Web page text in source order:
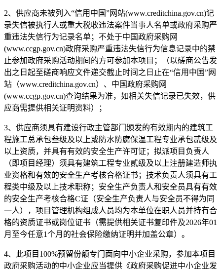
2、供应商未被列入“信用中国”网站(www.creditchina.gov.cn)记
录失信被执行人或重大税收违法案件当事人名单或政府采购严
重违法失信行为记录名单；不处于中国政府采购网
(www.ccgp.gov.cn)政府采购严重违法失信行为信息记录中的禁
止参加政府采购活动期间的方可参加本项目；（以磋商公告发
出之日起至磋商响应文件递交截止时间之日止在“信用中国”网
站（www.creditchina.gov.cn）、中国政府采购网
(www.ccgp.gov.cn)查询结果为准，如相关失信记录已失效，供
应商需提供相关证明资料）；
3、 供应商须具有建设行政主管部门颁发的有效期内的建筑工
程施工总承包叁级及以上或防水防腐保温工程专业承包贰级及
以上资质，并具有有效的安全生产许可证；拟派项目负责人
（即项目经理）须具有建筑工程专业贰级及以上注册建造师执
业资格和有效的安全生产考核合格证书；技术负责人须具有工
程类中级及以上技术职称；安全生产负责人和安全员具有有效
的安全生产考核合格C证（安全生产负责人与安全员不得为同
一人），项目管理机构组成人员均为本单位在职人员并持有合
格的资质证书或岗位证书 （需提供相关证书复印件及2026年01
月至今任意1个月 的社会保险缴纳证明并加盖公章） 。
4、 此项目 100%预留份额专门面向中小企业采购， 参加本项目
政府采购活动的中小企业应当提供《政府采购促进中小企业发